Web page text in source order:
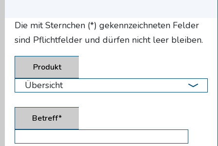
Die mit Sternchen (*) gekennzeichneten Felder
sind Pflichtfelder und dürfen nicht leer bleiben.
Produkt
Betreff*